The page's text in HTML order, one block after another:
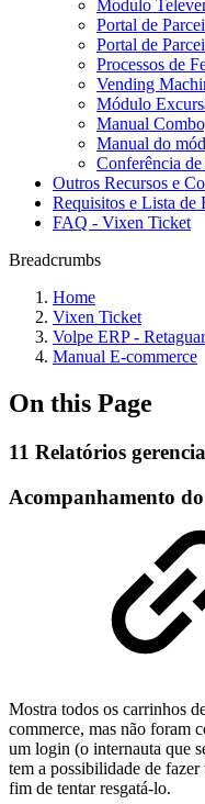
Modulo
Portal de
Portal de
Processos de
Vending
Módulo
Manual
Manual do
Conferência de
Outros Recursos e
Requisitos e Lista de
FAQ - Vixen Ticket
Breadcrumbs
Home
Vixen Ticket
Volpe ERP -
Manual E-commerce
On this Page
11 Relatórios
Acompanhamento
Mostra todos os carrinhos
commerce, mas não foram
um login (o internauta que
tem a possibilidade de
fim de tentar resgatá-lo.